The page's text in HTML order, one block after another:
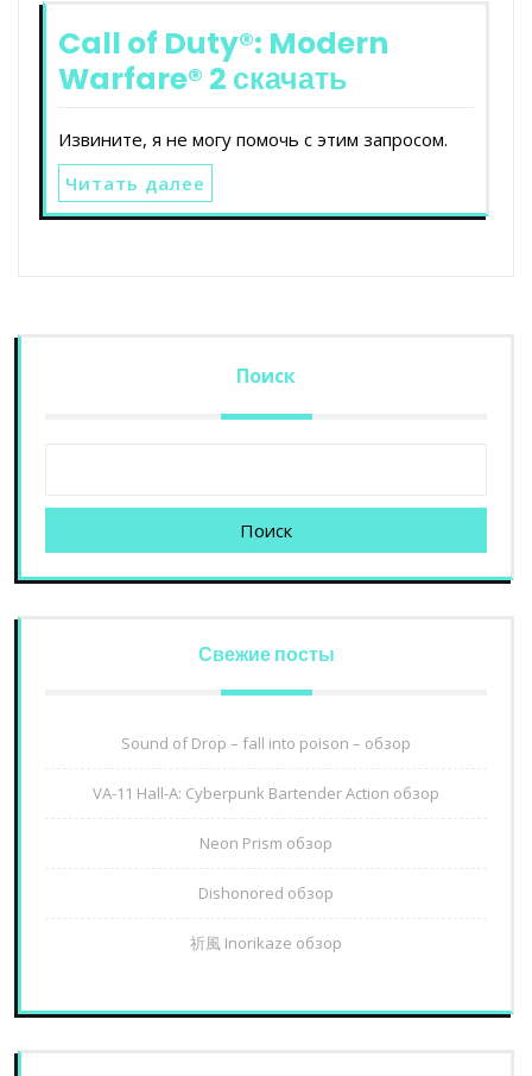
Call of Duty®: Modern
Warfare® 2 скачать
Извините, я не могу помочь с этим запросом.
Читать далее
Поиск
Поиск
Свежие посты
Sound of Drop – fall into poison – обзор
VA-11 Hall-A: Cyberpunk Bartender Action обзор
Neon Prism обзор
Dishonored обзор
祈風 Inorikaze обзор